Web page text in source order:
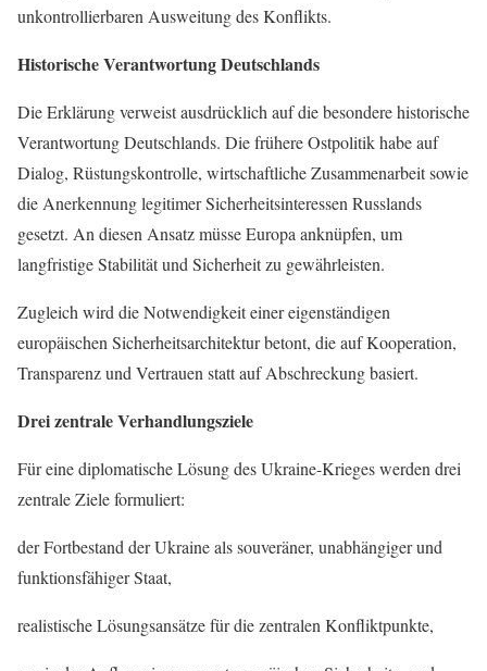
unkontrollierbaren Ausweitung des Konflikts.
Historische Verantwortung Deutschlands
Die Erklärung verweist ausdrücklich auf die besondere historische
Verantwortung Deutschlands. Die frühere Ostpolitik habe auf
Dialog, Rüstungskontrolle, wirtschaftliche Zusammenarbeit sowie
die Anerkennung legitimer Sicherheitsinteressen Russlands
gesetzt. An diesen Ansatz müsse Europa anknüpfen, um
langfristige Stabilität und Sicherheit zu gewährleisten.
Zugleich wird die Notwendigkeit einer eigenständigen
europäischen Sicherheitsarchitektur betont, die auf Kooperation,
Transparenz und Vertrauen statt auf Abschreckung basiert.
Drei zentrale Verhandlungsziele
Für eine diplomatische Lösung des Ukraine-Krieges werden drei
zentrale Ziele formuliert:
der Fortbestand der Ukraine als souveräner, unabhängiger und
funktionsfähiger Staat,
realistische Lösungsansätze für die zentralen Konfliktpunkte,